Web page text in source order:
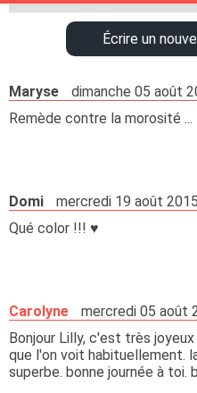
Écrire un
Maryse
dimanche 05 août
Remède contre la morosité ...
Domi
mercredi 19 août
Qué color !!! ♥
Carolyne
mercredi 05 août
Bonjour Lilly, c'est très
que l'on voit habituellement.
superbe. bonne journée à toi.